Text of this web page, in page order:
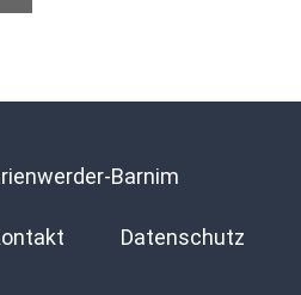
Barnim
Datenschutz